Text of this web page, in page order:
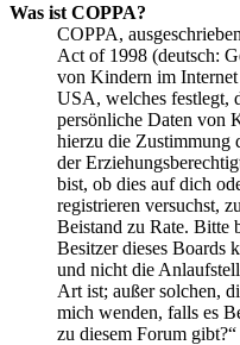
Was ist COPPA?
COPPA,
Act of 1998 (deutsch:
von Kindern im
USA, welches festlegt,
persönliche Daten von
hierzu die Zustimmung
der
bist, ob dies auf dich
registrieren versuchst,
Beistand zu Rate. Bitte
Besitzer dieses Boards
und nicht die
Art ist; außer solchen,
mich wenden, falls es
zu diesem Forum